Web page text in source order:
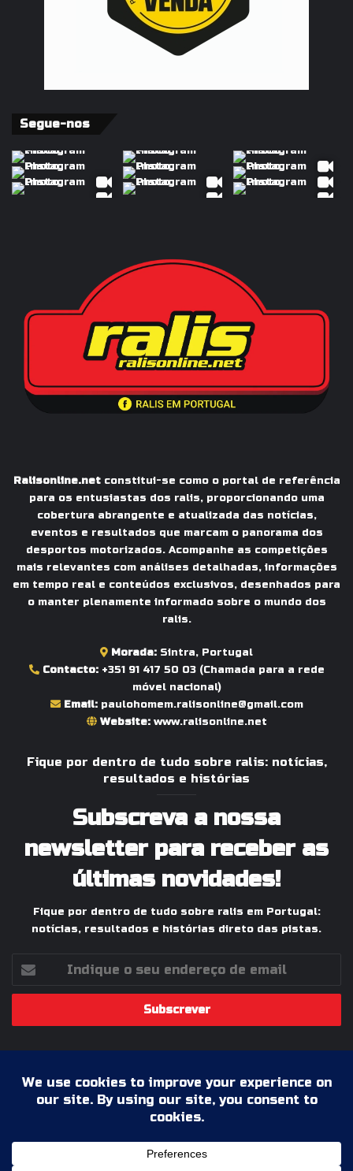
Segue-nos
Ralisonline.netconstitui-se como o portal de referência
para os entusiastas dos ralis, proporcionando uma
cobertura abrangente e atualizada das notícias,
eventos e resultados que marcam o panorama dos
desportos motorizados. Acompanhe as competições
mais relevantes com análises detalhadas, informações
em tempo real e conteúdos exclusivos, desenhados para
o manter plenamente informado sobre o mundo dos
ralis.
Morada: Sintra, Portugal
Contacto: +351 91 417 50 03(Chamada para a rede
móvel nacional)
Email: paulohomem.ralisonline@gmail.com
Website: www.ralisonline.net
Fique por dentro de tudo sobre ralis: notícias,
resultados e histórias
Subscreva a nossa
newsletter para receber as
últimas novidades!
Fique por dentro de tudo sobre ralis em Portugal:
notícias, resultados e histórias direto das pistas.
seu
de
© 2026 Ralis Online, Todos os Direitos Reservados |
Paixão pelos Ralis em Portugal
Ficha Técnica
Estatuto Editorial